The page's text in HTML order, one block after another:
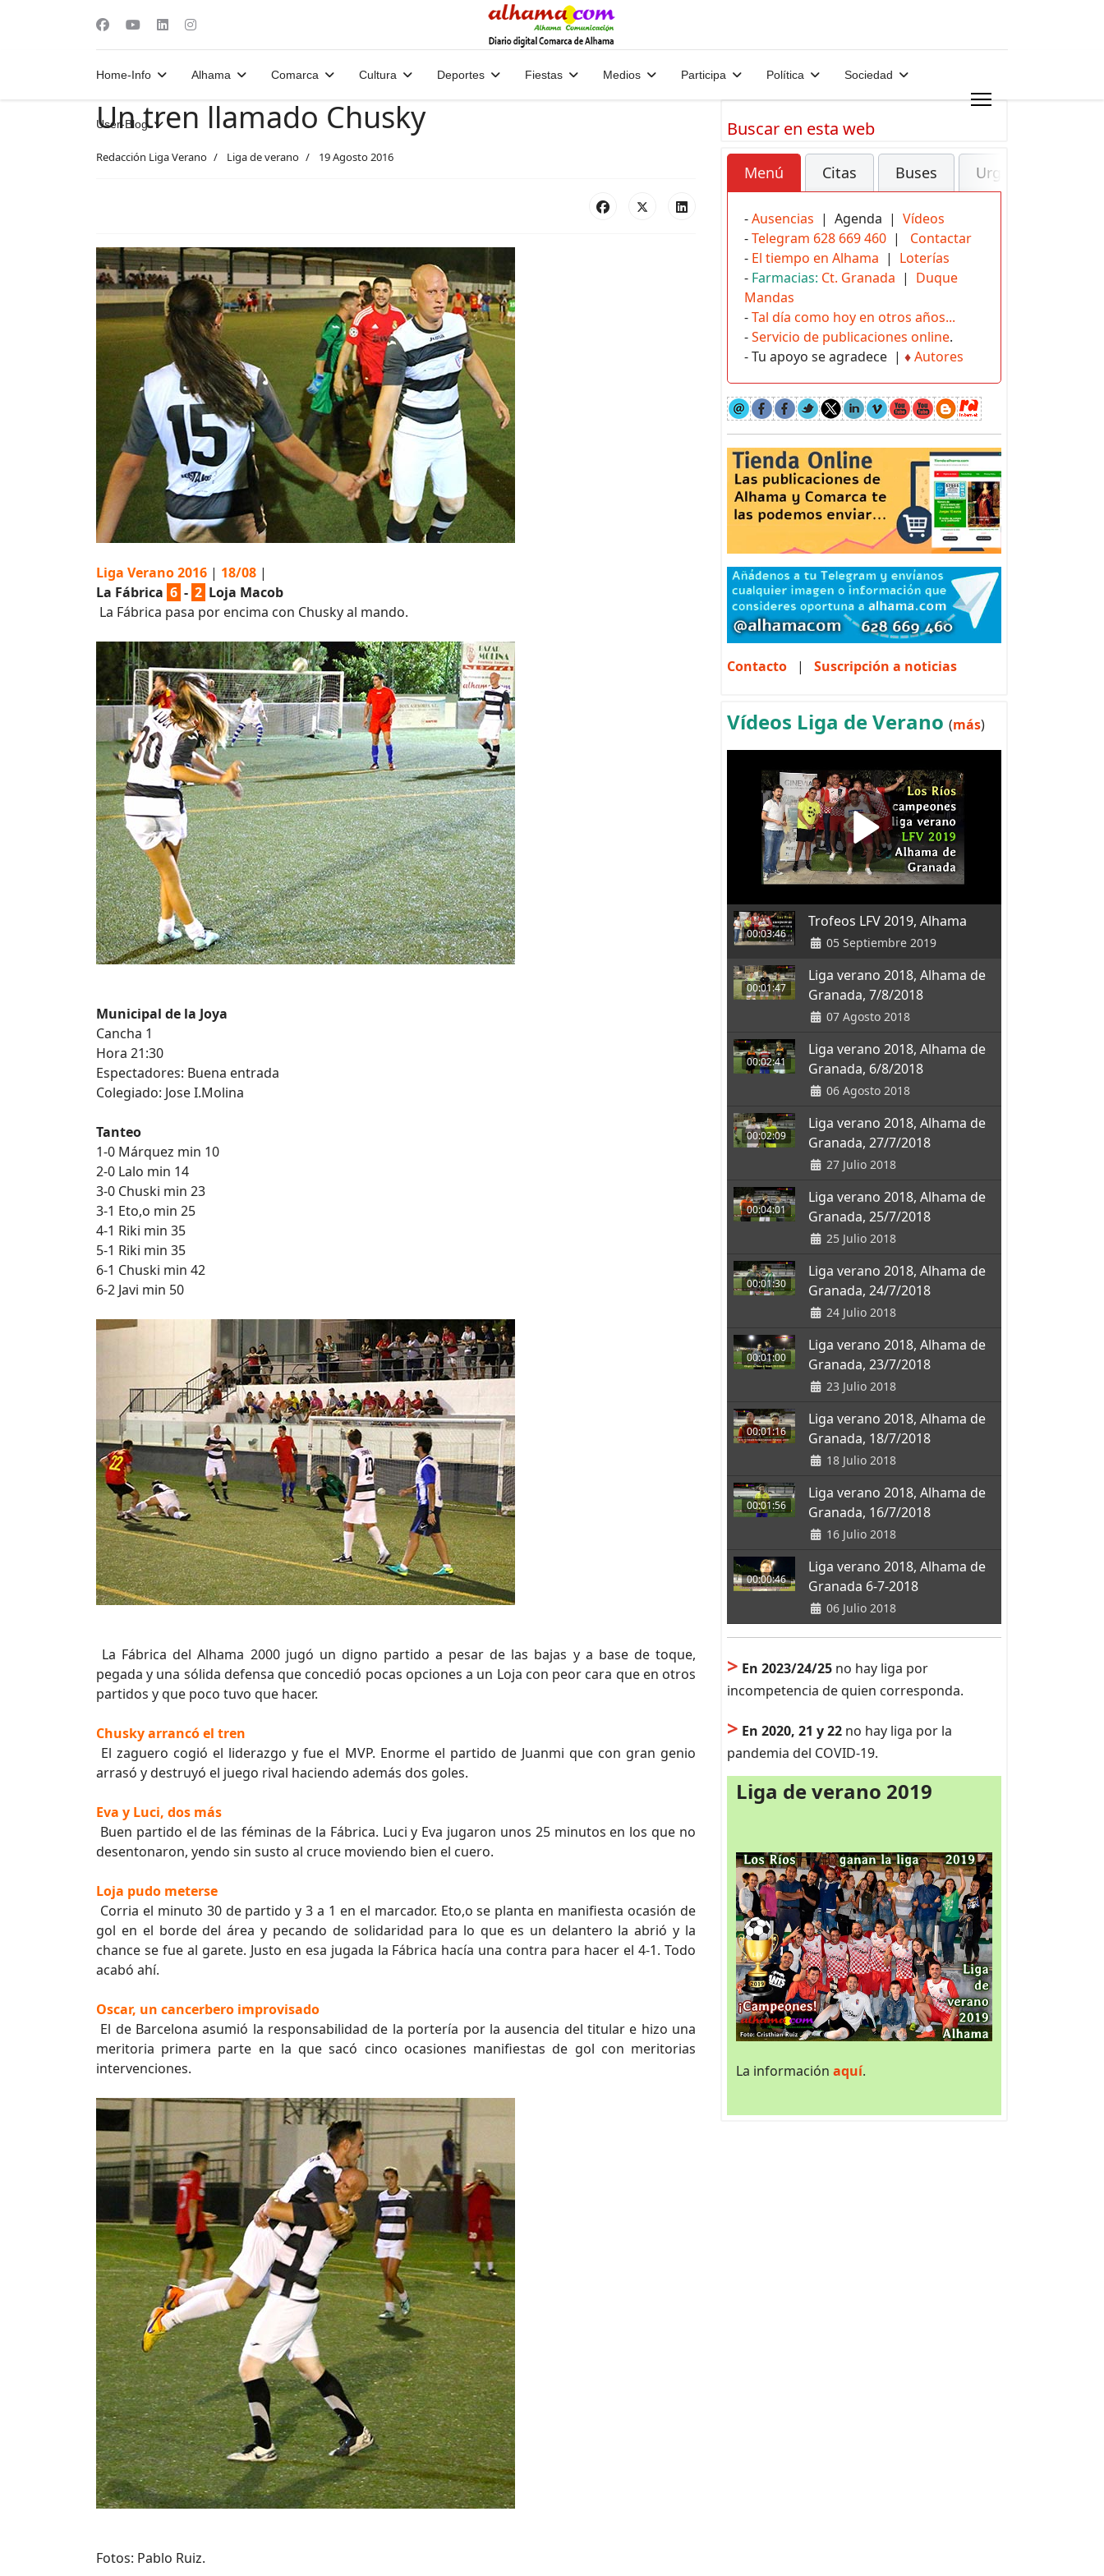
Home-Info Alhama Comarca Cultura Deportes Fiestas Medios Participa Política Sociedad
User-Blog
Un tren llamado Chusky
Redacción Liga Verano Liga de verano 19 Agosto 2016
Liga Verano 2016 | 18/08 |
La Fábrica 6 - 2 Loja Macob
La Fábrica pasa por encima con Chusky al mando.
Municipal de la Joya
Cancha 1
Hora 21:30
Espectadores: Buena entrada
Colegiado: Jose I.Molina
Tanteo
1-0 Márquez min 10
2-0 Lalo min 14
3-0 Chuski min 23
3-1 Eto,o min 25
4-1 Riki min 35
5-1 Riki min 35
6-1 Chuski min 42
6-2 Javi min 50
La Fábrica del Alhama 2000 jugó un digno partido a pesar de las bajas y a base de toque,
pegada y una sólida defensa que concedió pocas opciones a un Loja con peor cara que en otros
partidos y que poco tuvo que hacer.
Chusky arrancó el tren
El zaguero cogió el liderazgo y fue el MVP. Enorme el partido de Juanmi que con gran genio
arrasó y destruyó el juego rival haciendo además dos goles.
Eva y Luci, dos más
Buen partido el de las féminas de la Fábrica. Luci y Eva jugaron unos 25 minutos en los que no
desentonaron, yendo sin susto al cruce moviendo bien el cuero.
Loja pudo meterse
Corria el minuto 30 de partido y 3 a 1 en el marcador. Eto,o se planta en manifiesta ocasión de
gol en el borde del área y pecando de solidaridad para lo que es un delantero la abrió y la
chance se fue al garete. Justo en esa jugada la Fábrica hacía una contra para hacer el 4-1. Todo
acabó ahí.
Oscar, un cancerbero improvisado
El de Barcelona asumió la responsabilidad de la portería por la ausencia del titular e hizo una
meritoria primera parte en la que sacó cinco ocasiones manifiestas de gol con meritorias
intervenciones.
Fotos: Pablo Ruiz.
Buscar en esta web
Menú Citas Buses Urgencias
-Ausencias | Agenda | Vídeos
-Telegram 628 669 460 | Contactar
- El tiempo en Alhama | Loterías
- Farmacias: Ct. Granada | Duque
Mandas
-Tal día como hoy en otros años...
-Servicio de publicaciones online.
- Tu apoyo se agradece | ♦Autores
Contacto | Suscripción a noticias
Vídeos Liga de Verano (más)
00:03:46
Trofeos LFV 2019, Alhama
05 Septiembre 2019
00:01:47
Liga verano 2018, Alhama de
Granada, 7/8/2018
07 Agosto 2018
00:02:41
Liga verano 2018, Alhama de
Granada, 6/8/2018
06 Agosto 2018
00:02:09
Liga verano 2018, Alhama de
Granada, 27/7/2018
27 Julio 2018
00:04:01
Liga verano 2018, Alhama de
Granada, 25/7/2018
25 Julio 2018
00:01:30
Liga verano 2018, Alhama de
Granada, 24/7/2018
24 Julio 2018
00:01:00
Liga verano 2018, Alhama de
Granada, 23/7/2018
23 Julio 2018
00:01:16
Liga verano 2018, Alhama de
Granada, 18/7/2018
18 Julio 2018
00:01:56
Liga verano 2018, Alhama de
Granada, 16/7/2018
16 Julio 2018
00:00:46
Liga verano 2018, Alhama de
Granada 6-7-2018
06 Julio 2018
> En 2023/24/25 no hay liga por
incompetencia de quien corresponda.
> En 2020, 21 y 22 no hay liga por la
pandemia del COVID-19.
Liga de verano 2019
La información aquí.